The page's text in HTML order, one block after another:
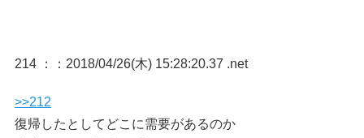
214 ： ：2018/04/26(木) 15:28:20.37 .net
>>212
復帰したとしてどこに需要があるのか